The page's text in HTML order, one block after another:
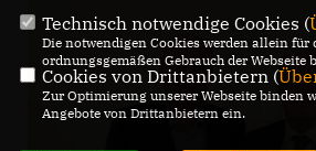
Technisch notwendige Cookies (
Die notwendigen Cookies werden allein für
ordnungsgemäßen Gebrauch der Webseite
Cookies von Drittanbietern (
Zur Optimierung unserer Webseite binden
Angebote von Drittanbietern ein.